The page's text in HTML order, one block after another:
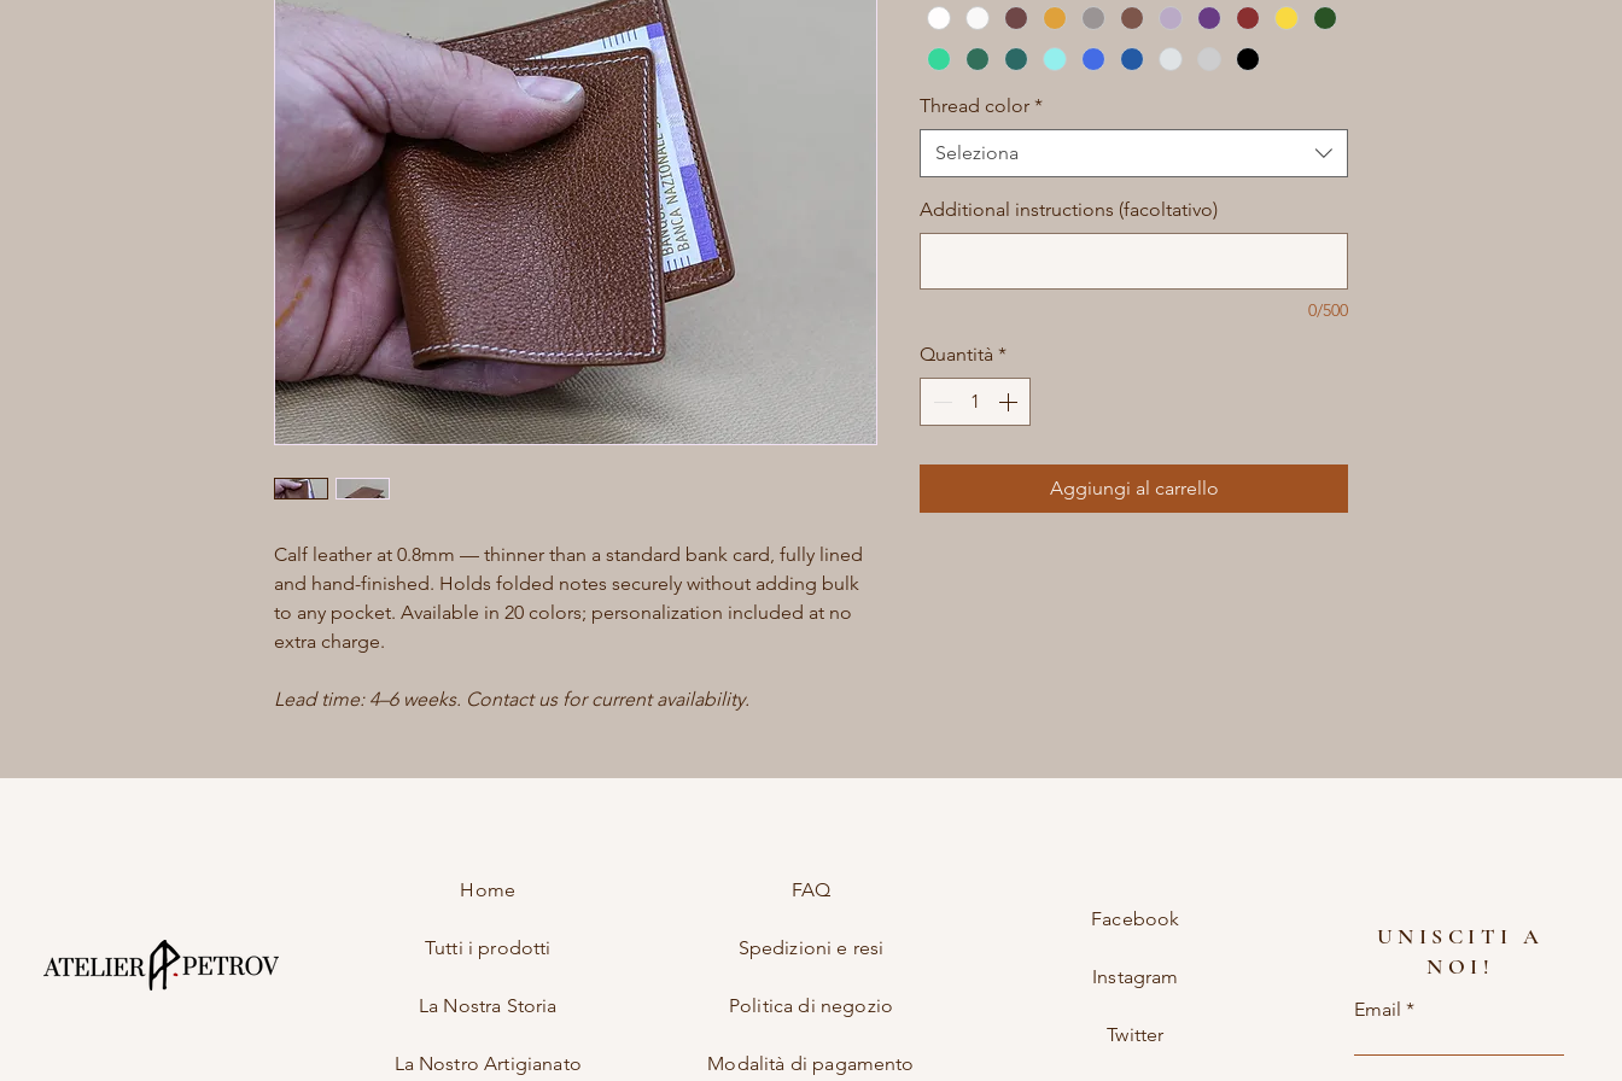
Calf leather at 0.8mm — thinner than a standard bank card, fully lined
and hand-finished. Holds folded notes securely without adding bulk
to any pocket. Available in 20 colors; personalization included at no
extra charge.
Lead time: 4–6 weeks. Contact us for current availability.
Thread color *
Seleziona
Additional instructions (facoltativo)
0/500
Quantità *
Aggiungi al carrello
Home
Tutti i prodotti
La Nostra Storia
La Nostro Artigianato
FAQ
Spedizioni e resi
Politica di negozio
Modalità di pagamento
Facebook
Instagram
Twitter
UNISCITI A
NOI!
Email